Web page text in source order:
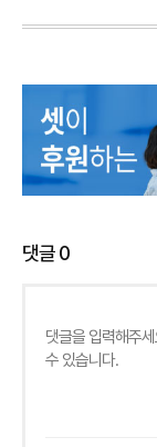
댓글0